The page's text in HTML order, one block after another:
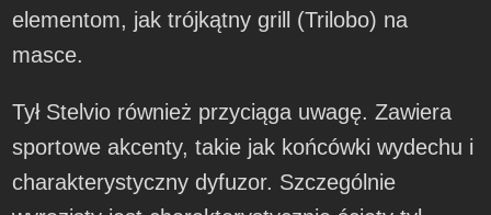
elementom, jak trójkątny grill (Trilobo) na
masce.
Tył Stelvio również przyciąga uwagę. Zawiera
sportowe akcenty, takie jak końcówki wydechu i
charakterystyczny dyfuzor. Szczególnie